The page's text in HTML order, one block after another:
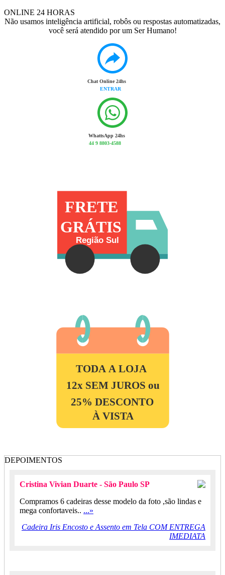
ONLINE 24 HORAS
Não usamos inteligência artificial, robôs ou respostas automatizadas,
você será atendido por um Ser Humano!
Chat Online 24hs
ENTRAR
WhattsApp 24hs
44 9 8803-4588
FRETE
GRÁTIS
Região Sul
TODA A LOJA
12x SEM JUROS ou
25% DESCONTO
À VISTA
DEPOIMENTOS
Cristina Vivian Duarte - São Paulo SP
Compramos 6 cadeiras desse modelo da foto ,são lindas e
mega confortaveis.. ...»
Cadeira Iris Encosto e Assento em Tela COM ENTREGA
IMEDIATA